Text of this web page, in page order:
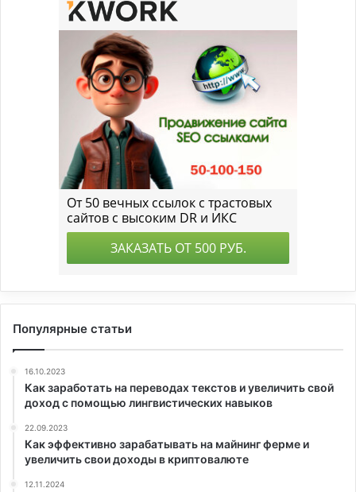
Популярные статьи
16.10.2023
Как заработать на переводах текстов и увеличить свой
доход с помощью лингвистических навыков
22.09.2023
Как эффективно зарабатывать на майнинг ферме и
увеличить свои доходы в криптовалюте
12.11.2024